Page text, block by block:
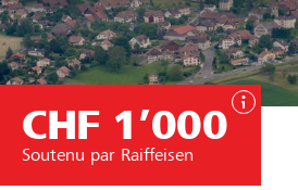
Parrainer
Trouvez des projets et des
Démarrez
CHF 1’000
Soutenu par Raiffeisen